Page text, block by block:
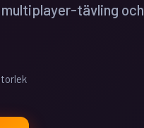
tävling och